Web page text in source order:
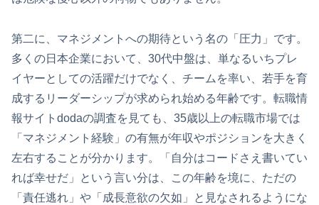
第二に、マネジメントへの期待という名の「圧力」です。
多くの日本企業において、30代中盤は、単なるいちプレ
イヤーとしての活躍だけでなく、チームを率い、若手を育
成するリーダーシップが求められ始める年齢です。転職情
報サイトdodaの調査を見ても、35歳以上の転職市場では
「マネジメント経験」の有無が年収やポジションを大きく
左右することが分かります。「自分はコードさえ書いてい
れば幸せだ」という言い分は、この年齢を境に、ただの
「責任逃れ」や「成長意欲の欠如」と見なされるようにな